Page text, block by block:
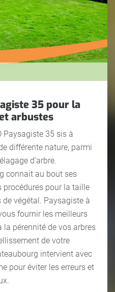
35 pour la
arbustes
Paysagiste 35 sis à
différente nature, parmi
d’arbre.
connait au bout ses
procédures pour la taille
végétal. Paysagiste à
fournir les meilleurs
pérennité de vos arbres
de votre
intervient avec
pour éviter les erreurs et